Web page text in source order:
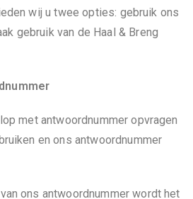
wij u twee opties: gebruik ons
gebruik van de Haal & Breng
met antwoordnummer opvragen
en ons antwoordnummer
ons antwoordnummer wordt het